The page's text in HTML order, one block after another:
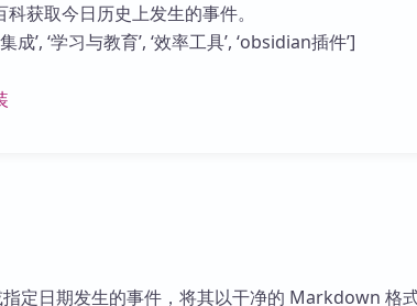
获取今日历史上发生的事件。
’, ‘学习与教育’, ‘效率工具’, ‘obsidian插件’]
定日期发生的事件，将其以干净的 Markdown 格